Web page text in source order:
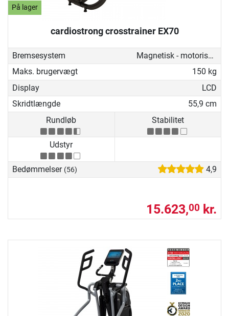
På lager
cardiostrong crosstrainer EX70
Bremsesystem
Magnetisk - motoriseret
Maks. brugervægt
150 kg
Display
LCD
Skridtlængde
55,9 cm
Rundløb
Stabilitet
Udstyr
Bedømmelser (56) 4,9
15.623,00 kr.